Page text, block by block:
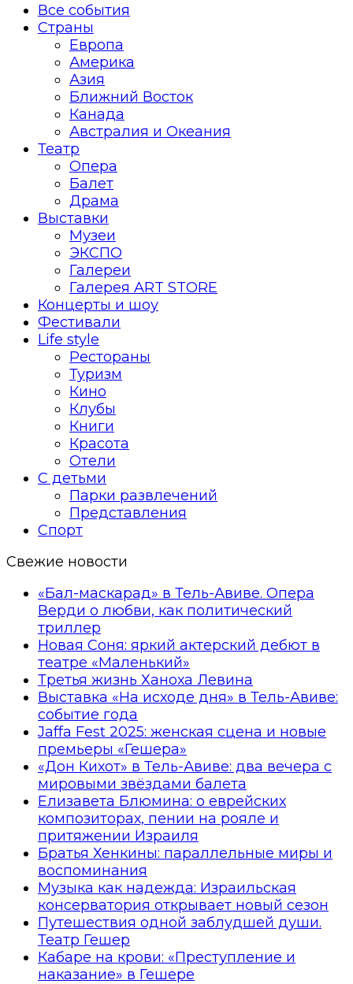
Все события
Страны
Европа
Америка
Азия
Ближний Восток
Канада
Австралия и Океания
Театр
Опера
Балет
Драма
Выставки
Музеи
ЭКСПО
Галереи
Галерея ART STORE
Концерты и шоу
Фестивали
Life style
Рестораны
Туризм
Кино
Клубы
Книги
Красота
Отели
С детьми
Парки развлечений
Представления
Спорт
Свежие новости
«Бал-маскарад» в Тель-Авиве. Опера
Верди о любви, как политический
триллер
Новая Соня: яркий актерский дебют в
театре «Маленький»
Третья жизнь Ханоха Левина
Выставка «На исходе дня» в Тель-Авиве:
событие года
Jaffa Fest 2025: женская сцена и новые
премьеры «Гешера»
«Дон Кихот» в Тель-Авиве: два вечера с
мировыми звёздами балета
Елизавета Блюмина: о еврейских
композиторах, пении на рояле и
притяжении Израиля
Братья Хенкины: параллельные миры и
воспоминания
Музыка как надежда: Израильская
консерватория открывает новый сезон
Путешествия одной заблудшей души.
Театр Гешер
Кабаре на крови: «Преступление и
наказание» в Гешере